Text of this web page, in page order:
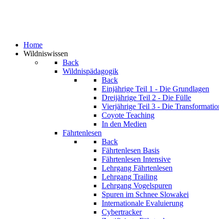
Home
Wildniswissen
Back
Wildnispädagogik
Back
Einjährige Teil 1 - Die Grundlagen
Dreijährige Teil 2 - Die Fülle
Vierjährige Teil 3 - Die
Coyote Teaching
In den Medien
Fährtenlesen
Back
Fährtenlesen Basis
Fährtenlesen Intensive
Lehrgang Fährtenlesen
Lehrgang Trailing
Lehrgang Vogelspuren
Spuren im Schnee Slowakei
Internationale Evaluierung
Cybertracker